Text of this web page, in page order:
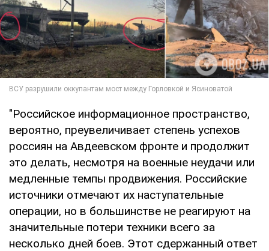
"Российское информационное пространство,
вероятно, преувеличивает степень успехов
россиян на Авдеевском фронте и продолжит
это делать, несмотря на военные неудачи или
медленные темпы продвижения. Российские
источники отмечают их наступательные
операции, но в большинстве не реагируют на
значительные потери техники всего за
несколько дней боев. Этот сдержанный ответ